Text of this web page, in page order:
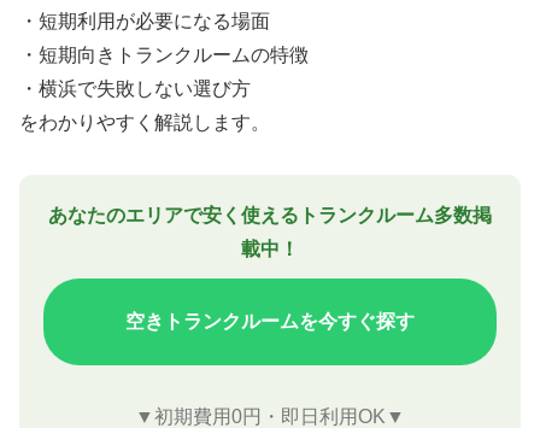
・短期利用が必要になる場面
・短期向きトランクルームの特徴
・横浜で失敗しない選び方
をわかりやすく解説します。
あなたのエリアで安く使えるトランクルーム多数掲
載中！
空きトランクルームを今すぐ探す
▼初期費用0円・即日利用OK▼